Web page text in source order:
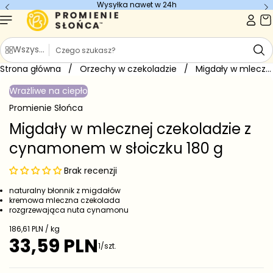
treści
Wysyłka nawet w 24h
Wszystkie kategorie
S
z
u
a
j
Strona główna / Orzechy w czekoladzie / Migdały w mlecznej czekoladzie z...
Przejdź do
o
produkcie
Wrażliwe na ciepło
Promienie Słońca
Migdały w mlecznej czekoladzie z
cynamonem w słoiczku 180 g
Brak recenzji
naturalny błonnik z migdałów
kremowa mleczna czekolada
rozgrzewająca nuta cynamonu
C
e
n
j
186,61 PLN / kg
C
n
33,59 PLN1/szt.